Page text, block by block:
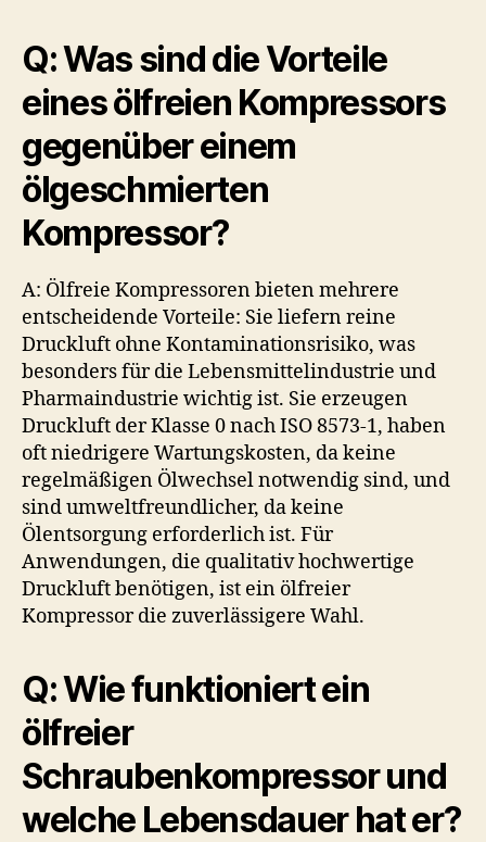
Q: Was sind die Vorteile
eines ölfreien Kompressors
gegenüber einem
ölgeschmierten
Kompressor?
A: Ölfreie Kompressoren bieten mehrere
entscheidende Vorteile: Sie liefern reine
Druckluft ohne Kontaminationsrisiko, was
besonders für die Lebensmittelindustrie und
Pharmaindustrie wichtig ist. Sie erzeugen
Druckluft der Klasse 0 nach ISO 8573-1, haben
oft niedrigere Wartungskosten, da keine
regelmäßigen Ölwechsel notwendig sind, und
sind umweltfreundlicher, da keine
Ölentsorgung erforderlich ist. Für
Anwendungen, die qualitativ hochwertige
Druckluft benötigen, ist ein ölfreier
Kompressor die zuverlässigere Wahl.
Q: Wie funktioniert ein
ölfreier
Schraubenkompressor und
welche Lebensdauer hat er?